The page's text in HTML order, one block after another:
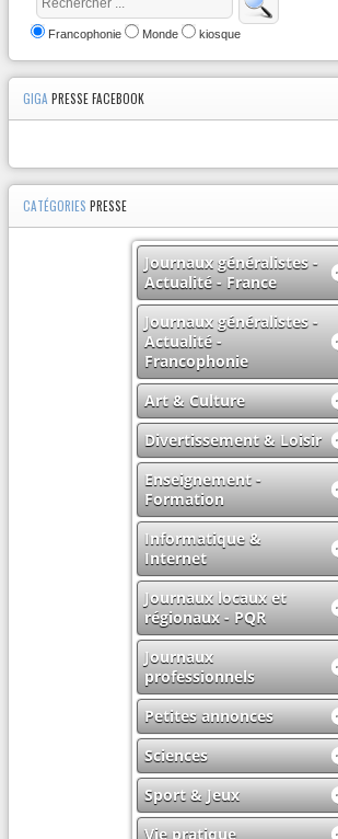
Francophonie Monde kiosque
GIGA PRESSE FACEBOOK
CATÉGORIES PRESSE
Journaux généralistes -
Actualité - France
Journaux généralistes -
Actualité -
Francophonie
Art & Culture
Divertissement & Loisir
Enseignement -
Formation
Informatique &
Internet
Journaux locaux et
régionaux - PQR
Journaux
professionnels
Petites annonces
Sciences
Sport & Jeux
Vie pratique